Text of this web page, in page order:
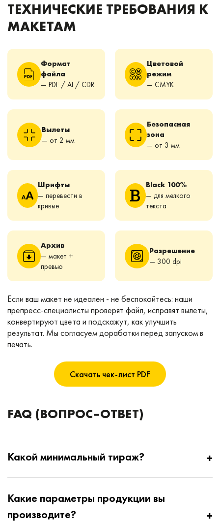
ТЕХНИЧЕСКИЕ ТРЕБОВАНИЯ К
МАКЕТАМ
Формат
файла
— PDF / AI / CDR
Цветовой
режим
— CMYK
Вылеты
— от 2 мм
Безопасная
зона
— от 3 мм
Шрифты
— перевести в
кривые
Black 100%
— для мелкого
текста
Архив
— макет +
превью
Разрешение
— 300 dpi
Если ваш макет не идеален - не беспокойтесь: наши
препресс-специалисты проверят файл, исправят вылеты,
конвертируют цвета и подскажут, как улучшить
результат. Мы согласуем доработки перед запуском в
печать.
Скачать чек-лист PDF
FAQ (ВОПРОС–ОТВЕТ)
Какой минимальный тираж?
от 50 экземпляров. Это позволяет сохранить
стабильное качество и оптимизировать процесс
Какие параметры продукции вы
производите?